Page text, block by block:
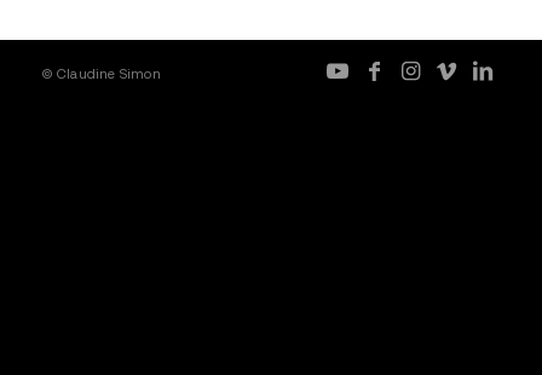
© Claudine Simon